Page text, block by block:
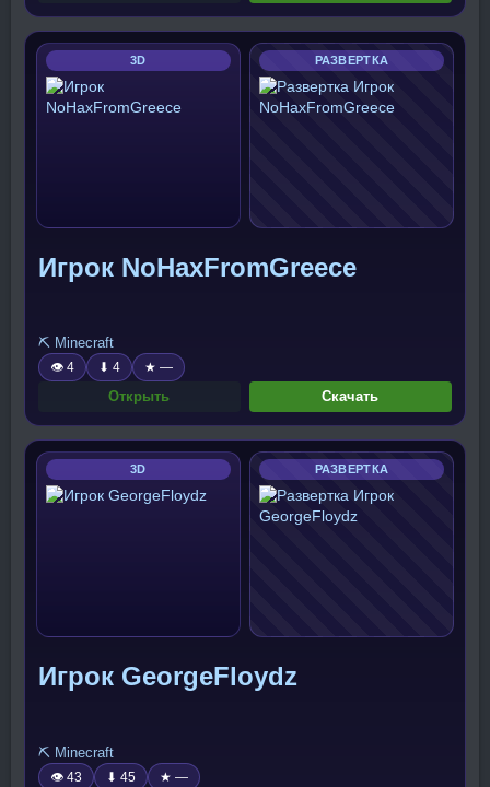
3D РАЗВЕРТКА
Игрок NoHaxFromGreece
⛏️ Minecraft
👁 4 ⬇ 4 ★ —
Открыть Скачать
3D РАЗВЕРТКА
Игрок GeorgeFloydz
⛏️ Minecraft
👁 43 ⬇ 45 ★ —